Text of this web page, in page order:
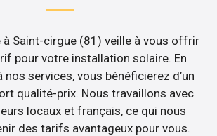
Saint-cirgue (81) veille à vous offrir
pour votre installation solaire. En
services, vous bénéficierez d’un
qualité-prix. Nous travaillons avec
locaux et français, ce qui nous
des tarifs avantageux pour vous.